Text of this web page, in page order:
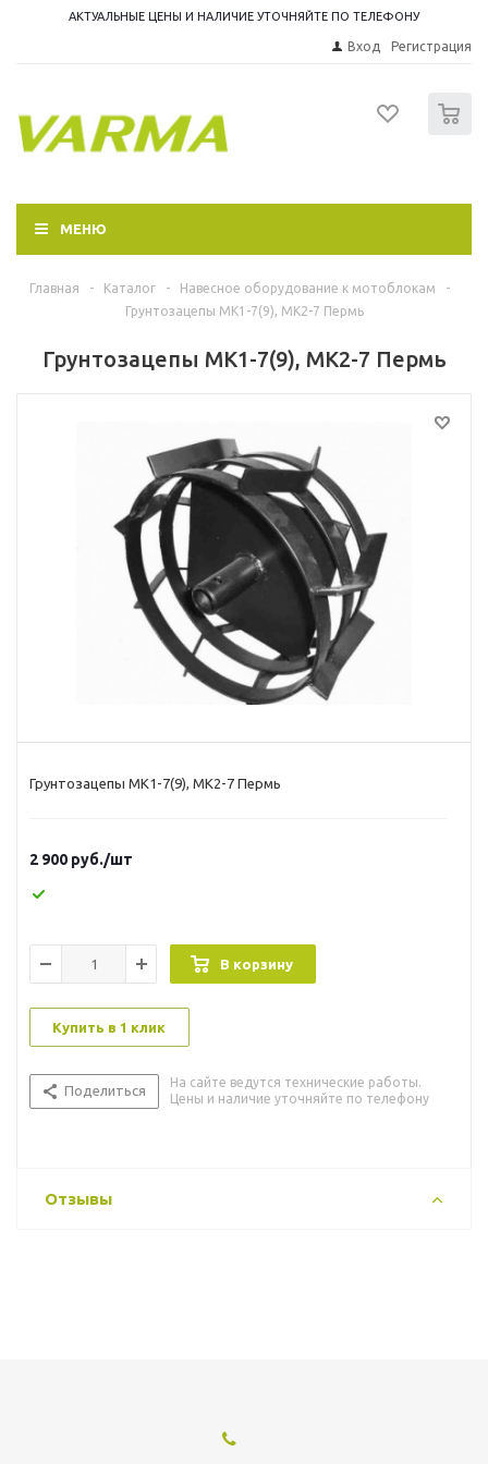
АКТУАЛЬНЫЕ ЦЕНЫ И НАЛИЧИЕ УТОЧНЯЙТЕ ПО ТЕЛЕФОНУ
Вход Регистрация
МЕНЮ
Главная - Каталог - Навесное оборудование к мотоблокам
-
Грунтозацепы МК1-7(9), МК2-7 Пермь
Грунтозацепы МК1-7(9), МК2-7 Пермь
Грунтозацепы МК1-7(9), МК2-7 Пермь
2 900 руб./шт
В корзину
Купить в 1 клик
Поделиться
На сайте ведутся технические работы.
Цены и наличие уточняйте по телефону
Отзывы